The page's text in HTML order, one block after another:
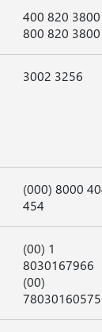
400 820 3800
800 820 3800
3002 3256
(000) 8000
454
(00) 1
8030167966
(00)
78030160575